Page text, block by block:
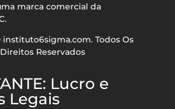
marca comercial da
Todos Os
Direitos Reservados
Lucro e
Legais